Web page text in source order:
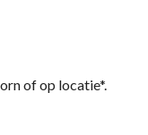
of op locatie*.